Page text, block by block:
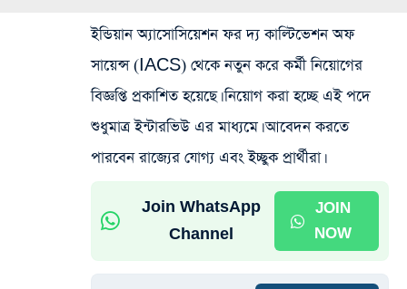
ইন্ডিয়ান অ্যাসোসিয়েশন ফর দ্য কাল্টিভেশন অফ
সায়েন্স (IACS) থেকে নতুন করে কর্মী নিয়োগের
বিজ্ঞপ্তি প্রকাশিত হয়েছে। নিয়োগ করা হচ্ছে এই পদে
শুধুমাত্র ইন্টারভিউ এর মাধ্যমে। আবেদন করতে
পারবেন রাজ্যের যোগ্য এবং ইচ্ছুক প্রার্থীরা।
Join WhatsApp
Channel
JOIN
NOW